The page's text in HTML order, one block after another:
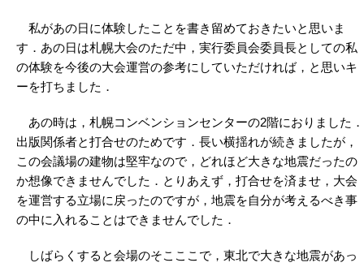
私があの日に体験したことを書き留めておきたいと思いま
す．あの日は札幌大会のただ中，実行委員会委員長としての私
の体験を今後の大会運営の参考にしていただければ，と思いキ
ーを打ちました．
あの時は，札幌コンベンションセンターの2階におりました．
出版関係者と打合せのためです．長い横揺れが続きましたが，
この会議場の建物は堅牢なので，どれほど大きな地震だったの
か想像できませんでした．とりあえず，打合せを済ませ，大会
を運営する立場に戻ったのですが，地震を自分が考えるべき事
の中に入れることはできませんでした．
しばらくすると会場のそこここで，東北で大きな地震があっ